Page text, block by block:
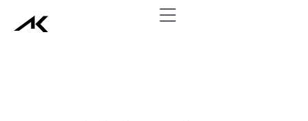
add_action('wp_head', function() { echo '